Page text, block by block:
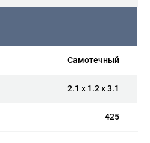
Самотечный
2.1 x 1.2 x 3.1
425